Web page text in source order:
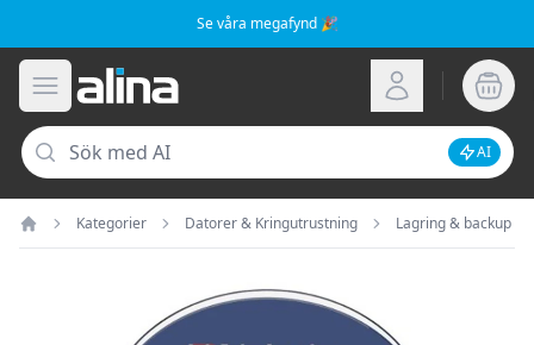
Se våra megafynd 🎉
Öppna meny
Alina.se Logga in
Sök
AI
Hem
Kategorier Datorer & Kringutrustning Lagring & backup